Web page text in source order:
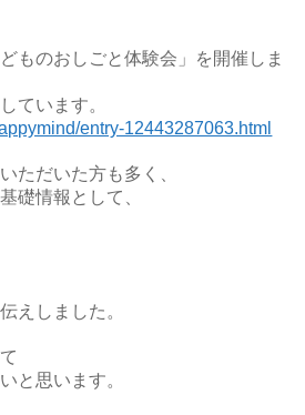
ものおしごと体験会」を開催しま
ています。
entry-12443287063.html
ただいた方も多く、
礎情報として、
えしました。
と思います。